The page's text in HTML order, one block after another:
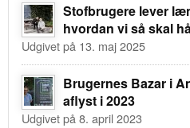
Stofbrugere lever
hvordan vi så skal
Udgivet på 13. maj 2025
Brugernes Bazar i
aflyst i 2023
Udgivet på 8. april 2023